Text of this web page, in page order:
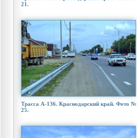
21.
Трасса А-136. Краснодарский край. Фото №
25.